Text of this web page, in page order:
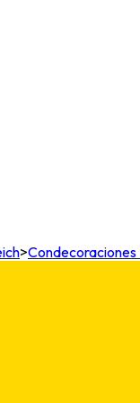
>Condecoraciones